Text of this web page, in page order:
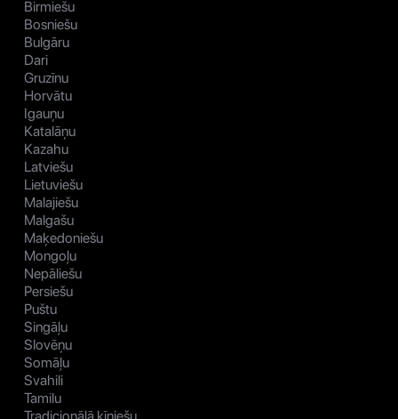
Birmiešu
Bosniešu
Bulgāru
Dari
Gruzīnu
Horvātu
Igauņu
Katalāņu
Kazahu
Latviešu
Lietuviešu
Malajiešu
Malgašu
Maķedoniešu
Mongoļu
Nepāliešu
Persiešu
Puštu
Singāļu
Slovēņu
Somāļu
Svahili
Tamilu